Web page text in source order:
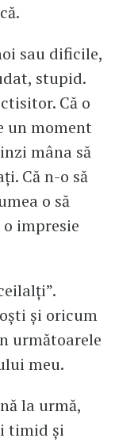
sau dificile,
stupid.
Că o
un moment
mâna să
Că n-o să
o să
o impresie
și oricum
următoarele
meu.
la urmă,
timid și